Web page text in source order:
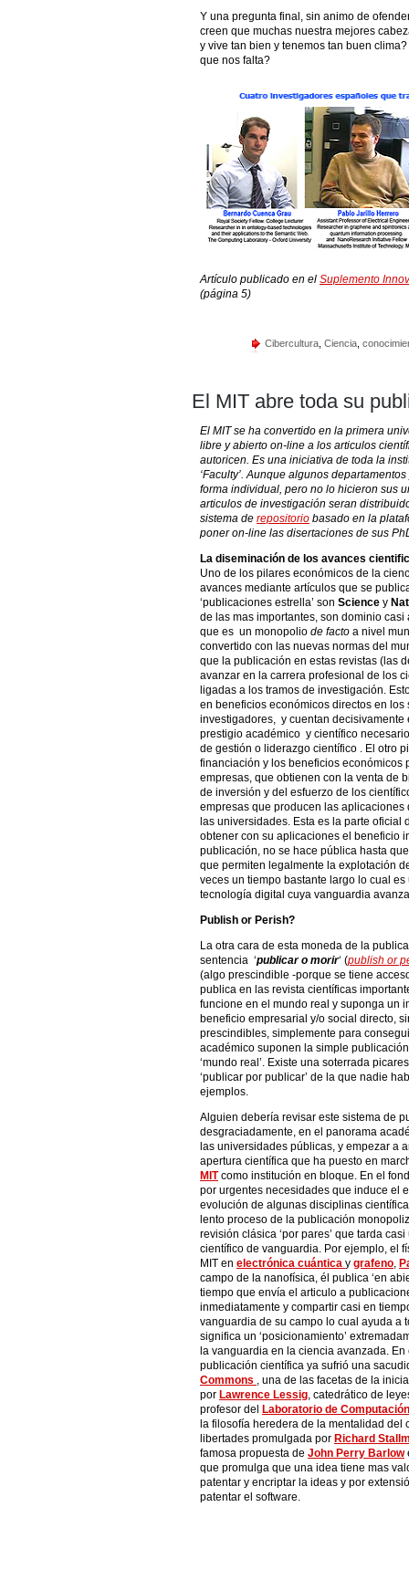
Y una pregunta final, sin animo de
creen que muchas nuestra mejores
y vive tan bien y tenemos tan buen
que nos falta?
Artículo publicado en el Suplemento
(página 5)
Cibercultura Ciencia
El MIT abre toda su
El MIT se ha convertido en la primera
libre y abierto on-line a los articulos
autoricen. Es una iniciativa de toda la
‘Faculty’. Aunque algunos
forma individual, pero no lo hicieron sus
articulos de investigación seran
sistema de repositorio basado en la
poner on-line las disertaciones de sus
La diseminación de los avances
Uno de los pilares económicos de la
avances mediante artículos que se
‘publicaciones estrella’ son Science y
de las mas importantes, son dominio
que es un monopolio de facto a nivel
convertido con las nuevas normas del
que la publicación en estas revistas (las
avanzar en la carrera profesional de los
ligadas a los tramos de investigación.
en beneficios económicos directos en
investigadores, y cuentan
prestigio académico y científico
de gestión o liderazgo científico . El otro
financiación y los beneficios económicos
empresas, que obtienen con la venta de
de inversión y del esfuerzo de los
empresas que producen las
las universidades. Esta es la parte
obtener con su aplicaciones el beneficio
publicación, no se hace pública hasta
que permiten legalmente la explotación
veces un tiempo bastante largo lo cual
tecnología digital cuya vanguardia
Publish or Perish?
La otra cara de esta moneda de la
sentencia ‘publicar o morir‘ (publish or
(algo prescindible -porque se tiene
publica en las revista científicas
funcione en el mundo real y suponga un
beneficio empresarial y/o social directo,
prescindibles, simplemente para
académico suponen la simple
‘mundo real’. Existe una soterrada
‘publicar por publicar’ de la que nadie
ejemplos.
Alguien debería revisar este sistema de
desgraciadamente, en el panorama
las universidades públicas, y empezar a
apertura científica que ha puesto en
MITcomo institución en bloque. En el
por urgentes necesidades que induce el
evolución de algunas disciplinas
lento proceso de la publicación
revisión clásica ‘por pares’ que tarda
científico de vanguardia. Por ejemplo, el
MIT en electrónica cuántica y grafeno,
campo de la nanofísica, él publica ‘en
tiempo que envía el articulo a
inmediatamente y compartir casi en
vanguardia de su campo lo cual ayuda a
significa un ‘posicionamiento’
la vanguardia en la ciencia avanzada.
publicación científica ya sufrió una
Commons , una de las facetas de la
por Lawrence Lessig, catedrático de
profesor del
Laboratorio de
la filosofía heredera de la mentalidad
libertades promulgada por Richard
famosa propuesta de John Perry Barlow
que promulga que una idea tiene mas
patentar y encriptar la ideas y por
patentar el software.